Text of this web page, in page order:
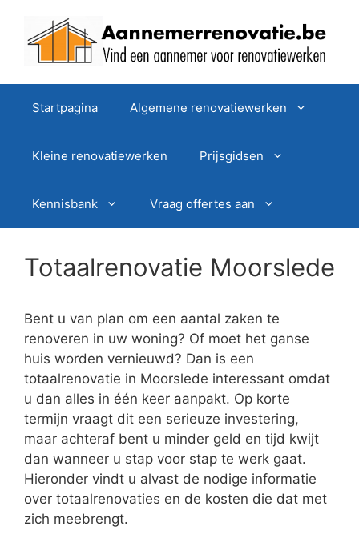
Startpagina Algemene renovatiewerken
Kleine renovatiewerken Prijsgidsen
Kennisbank Vraag offertes aan
Totaalrenovatie Moorslede
Bent u van plan om een aantal zaken te
renoveren in uw woning? Of moet het ganse
huis worden vernieuwd? Dan is een
totaalrenovatie in Moorslede interessant omdat
u dan alles in één keer aanpakt. Op korte
termijn vraagt dit een serieuze investering,
maar achteraf bent u minder geld en tijd kwijt
dan wanneer u stap voor stap te werk gaat.
Hieronder vindt u alvast de nodige informatie
over totaalrenovaties en de kosten die dat met
zich meebrengt.